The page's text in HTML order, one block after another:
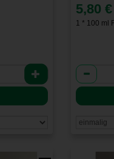
5,80 €
1 * 100 ml
Anzahl